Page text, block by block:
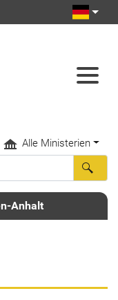
Alle Ministerien
Anhalt